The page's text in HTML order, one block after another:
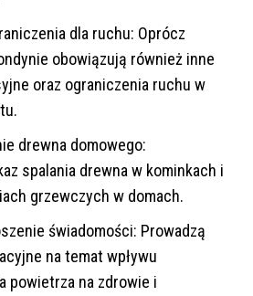
dla ruchu: Oprócz
obowiązują również inne
oraz ograniczenia ruchu w
drewna domowego:
spalania drewna w kominkach i
grzewczych w domach.
świadomości: Prowadzą
na temat wpływu
powietrza na zdrowie i